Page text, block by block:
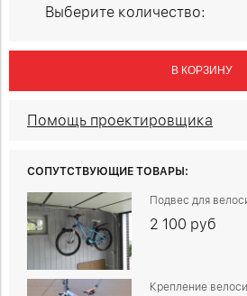
Выберите количество:
В КОРЗИНУ
Помощь проектировщика
СОПУТСТВУЮЩИЕ ТОВАРЫ:
Подвес для
2 100 руб
Крепление